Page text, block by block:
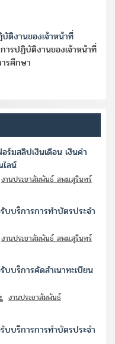
ติงานของเจ้าหน้าที่
ารปฏิบัติงานของเจ้าหน้าที่
รศึกษา
มสลิปเงินเดือน เงินค่า
ลน์
งานประชาสัมพันธ์ สพม.สุรินทร์
บบริการการทำบัตรประจำ
งานประชาสัมพันธ์ สพม.สุรินทร์
บริการคัดสำเนาทะเบียน
งานประชาสัมพันธ์
บบริการการทำบัตรประจำ